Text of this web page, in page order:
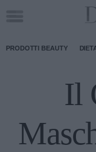
PRODOTTI BEAUTY
Il